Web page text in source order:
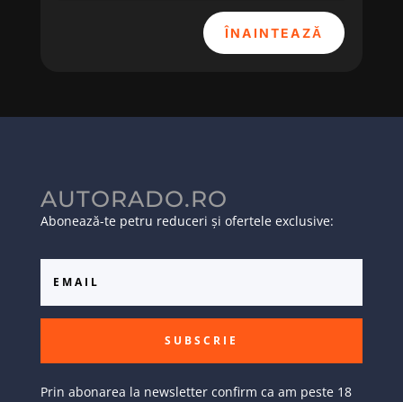
ÎNAINTEAZĂ
AUTORADO.RO
Abonează-te petru reduceri și ofertele exclusive:
SUBSCRIE
Prin abonarea la newsletter confirm ca am peste 18